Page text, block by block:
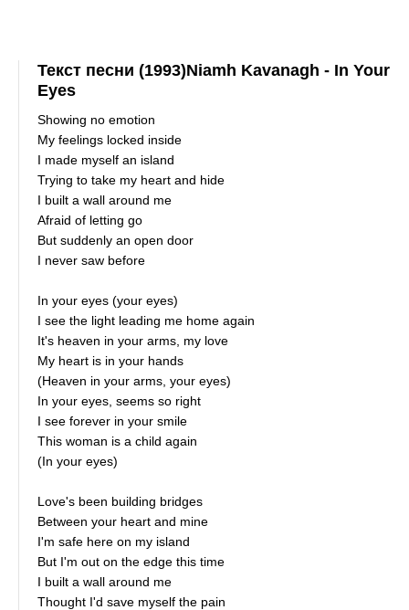
Текст песни (1993)Niamh Kavanagh - In Your
Eyes
Showing no emotion
My feelings locked inside
I made myself an island
Trying to take my heart and hide
I built a wall around me
Afraid of letting go
But suddenly an open door
I never saw before
In your eyes (your eyes)
I see the light leading me home again
It's heaven in your arms, my love
My heart is in your hands
(Heaven in your arms, your eyes)
In your eyes, seems so right
I see forever in your smile
This woman is a child again
(In your eyes)
Love's been building bridges
Between your heart and mine
I'm safe here on my island
But I'm out on the edge this time
I built a wall around me
Thought I'd save myself the pain